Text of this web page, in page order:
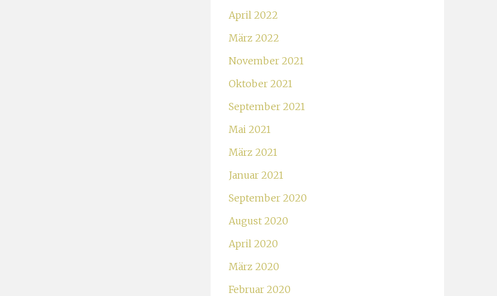
April 2022
März 2022
November 2021
Oktober 2021
September 2021
Mai 2021
März 2021
Januar 2021
September 2020
August 2020
April 2020
März 2020
Februar 2020